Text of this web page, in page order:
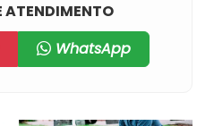
ATENDIMENTO
WhatsApp